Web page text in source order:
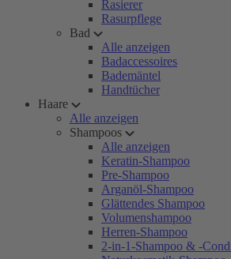
Rasierer
Rasurpflege
Bad
Alle anzeigen
Badaccessoires
Bademäntel
Handtücher
Haare
Alle anzeigen
Shampoos
Alle anzeigen
Keratin-Shampoo
Pre-Shampoo
Arganöl-Shampoo
Glättendes Shampoo
Volumenshampoo
Herren-Shampoo
2-in-1-Shampoo & -